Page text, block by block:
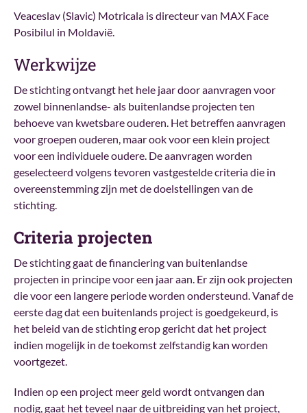
Veaceslav (Slavic) Motricala is directeur van MAX Face
Posibilul in Moldavië.
Werkwijze
De stichting ontvangt het hele jaar door aanvragen voor
zowel binnenlandse- als buitenlandse projecten ten
behoeve van kwetsbare ouderen. Het betreffen aanvragen
voor groepen ouderen, maar ook voor een klein project
voor een individuele oudere. De aanvragen worden
geselecteerd volgens tevoren vastgestelde criteria die in
overeenstemming zijn met de doelstellingen van de
stichting.
Criteria projecten
De stichting gaat de financiering van buitenlandse
projecten in principe voor een jaar aan. Er zijn ook projecten
die voor een langere periode worden ondersteund. Vanaf de
eerste dag dat een buitenlands project is goedgekeurd, is
het beleid van de stichting erop gericht dat het project
indien mogelijk in de toekomst zelfstandig kan worden
voortgezet.
Indien op een project meer geld wordt ontvangen dan
nodig, gaat het teveel naar de uitbreiding van het project,